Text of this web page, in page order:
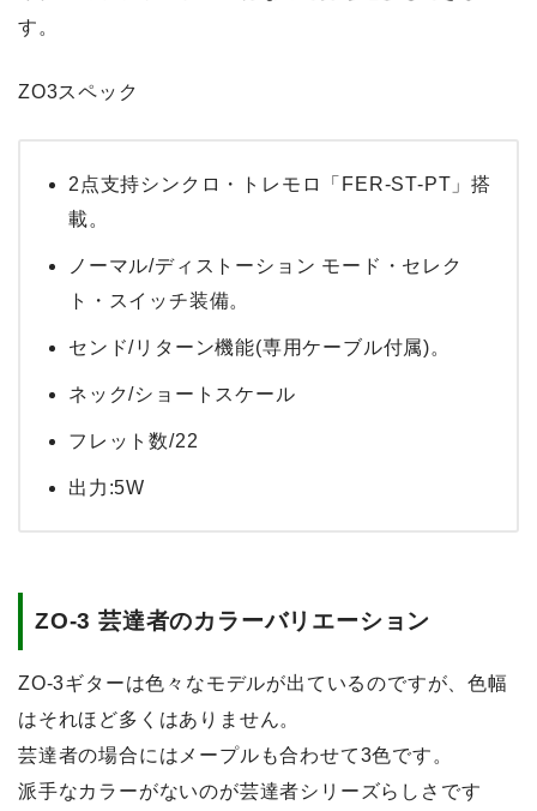
す。
ZO3スペック
2点支持シンクロ・トレモロ「FER-ST-PT」搭
載。
ノーマル/ディストーション モード・セレク
ト・スイッチ装備。
センド/リターン機能(専用ケーブル付属)。
ネック/ショートスケール
フレット数/22
出力:5W
ZO-3 芸達者のカラーバリエーション
ZO-3ギターは色々なモデルが出ているのですが、色幅
はそれほど多くはありません。
芸達者の場合にはメープルも合わせて3色です。
派手なカラーがないのが芸達者シリーズらしさです